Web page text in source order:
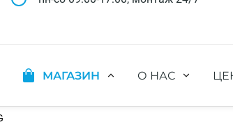
МАГАЗИН О НАС